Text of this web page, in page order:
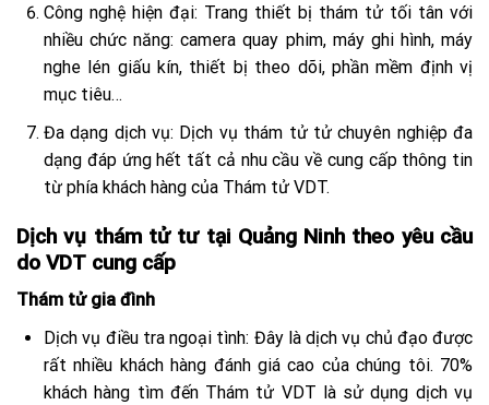
Công nghệ hiện đại: Trang thiết bị thám tử tối tân với
nhiều chức năng: camera quay phim, máy ghi hình, máy
nghe lén giấu kín, thiết bị theo dõi, phần mềm định vị
mục tiêu…
Đa dạng dịch vụ: Dịch vụ thám tử tử chuyên nghiệp đa
dạng đáp ứng hết tất cả nhu cầu về cung cấp thông tin
từ phía khách hàng của Thám tử VDT.
Dịch vụ thám tử tư tại Quảng Ninh theo yêu cầu
do VDT cung cấp
Thám tử gia đình
Dịch vụ điều tra ngoại tình: Đây là dịch vụ chủ đạo được
rất nhiều khách hàng đánh giá cao của chúng tôi. 70%
khách hàng tìm đến Thám tử VDT là sử dụng dịch vụ